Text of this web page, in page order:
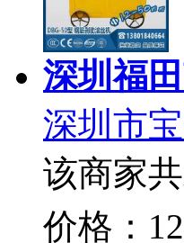
深圳福
深圳市
该商家
价格：